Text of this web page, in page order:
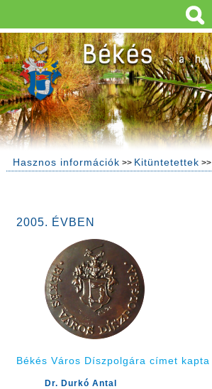
Hasznos információk >> Kitüntetettek >>
2005. ÉVBEN
Békés Város Díszpolgára címet kapta
Dr. Durkó Antal